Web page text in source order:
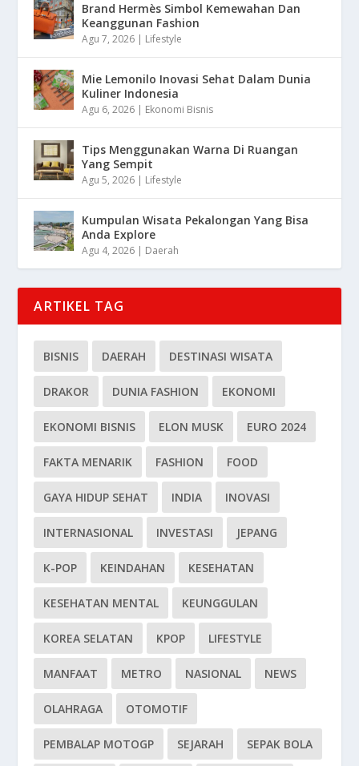
Brand Hermès Simbol Kemewahan Dan
Keanggunan Fashion
Agu 7, 2026 | Lifestyle
Mie Lemonilo Inovasi Sehat Dalam Dunia
Kuliner Indonesia
Agu 6, 2026 | Ekonomi Bisnis
Tips Menggunakan Warna Di Ruangan
Yang Sempit
Agu 5, 2026 | Lifestyle
Kumpulan Wisata Pekalongan Yang Bisa
Anda Explore
Agu 4, 2026 | Daerah
ARTIKEL TAG
BISNIS DAERAH DESTINASI WISATA
DRAKOR DUNIA FASHION EKONOMI
EKONOMI BISNIS ELON MUSK EURO 2024
FAKTA MENARIK FASHION FOOD
GAYA HIDUP SEHAT INDIA INOVASI
INTERNASIONAL INVESTASI JEPANG
K-POP KEINDAHAN KESEHATAN
KESEHATAN MENTAL KEUNGGULAN
KOREA SELATAN KPOP LIFESTYLE
MANFAAT METRO NASIONAL NEWS
OLAHRAGA OTOMOTIF
PEMBALAP MOTOGP SEJARAH SEPAK BOLA